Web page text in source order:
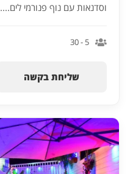
וסדנאות עם נוף פנורמי לים....
5 - 30
שליחת בקשה